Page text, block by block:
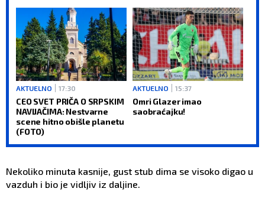
šampiona je obaveza!
AKTUELNO 17:30
CEO SVET PRIČA O SRPSKIM
NAVIJAČIMA: Nestvarne
scene hitno obišle planetu
(FOTO)
AKTUELNO 15:37
Omri Glazer imao
saobraćajku!
Nekoliko minuta kasnije, gust stub dima se visoko digao u
vazduh i bio je vidljiv iz daljine.